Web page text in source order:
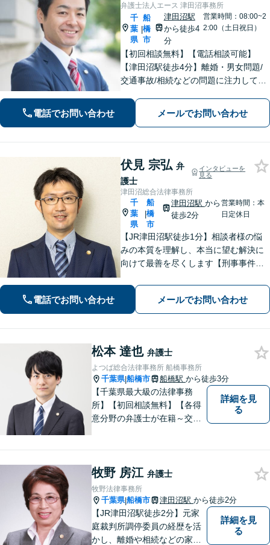
弁護士法人エース 津田沼事務所
千
葉
県
|
船
橋
市
津田沼駅
から徒歩4
分
営業時間：08:00~2
2:00（土日祝日）
【初回相談無料】【電話相談可能】
【津田沼駅徒歩4分】離婚・男女問題/
交通事故/相続などの問題に注力してい
電話でお問い合わせ メールでお問い合わせ
伏見 宗弘 弁
護士
インタビューを
見る
津田沼総合法律事務所
千
葉
県
|
船
橋
市
津田沼駅 から
徒歩2分
営業時間：本
日定休日
【JR津田沼駅徒歩1分】相談者様の悩
みの本質を理解し、本当に望む解決に
向けて最善を尽くします【刑事事件】
い【交通事故】医療費の打ち切り、後
遺障害等級認定など。保険会社との対
等な交渉にはぜひ弁護士にご依頼を！
電話でお問い合わせ メールでお問い合わせ
松本 達也 弁護士
よつば総合法律事務所 船橋事務所
千葉県|船橋市 船橋駅 から徒歩3分
【千葉県最大級の法律事務
所】【初回相談無料】【各得
意分野の弁護士が在籍～交通
詳細を見
る
牧野 房江 弁護士
牧野法律事務所
千葉県|船橋市 津田沼駅 から徒歩2分
【JR津田沼駅徒歩2分】元家
庭裁判所調停委員の経歴を活
かし、離婚や相続などの家事
詳細を見
る